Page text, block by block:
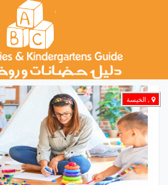
, الخيسة